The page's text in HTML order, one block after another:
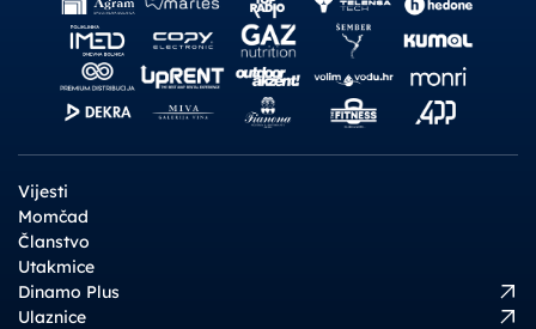
Vijesti
Momčad
Članstvo
Utakmice
Dinamo Plus
Ulaznice